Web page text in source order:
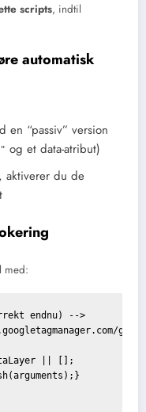
scripts, indtil
automatisk
en “passiv” version
og et data-atribut)
aktiverer du de
med:
endnu) -->
gtag/
|| [];